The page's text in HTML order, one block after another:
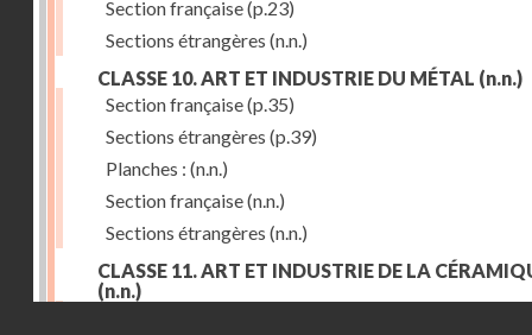
Section française(p.23)
Sections étrangères (n.n.)
CLASSE 10. ART ET INDUSTRIE DU MÉTAL (n.n.)
Section française(p.35)
Sections étrangères (p.39)
Planches : (n.n.)
Section française(n.n.)
Sections étrangères (n.n.)
CLASSE 11. ART ET INDUSTRIE DE LA
(n.n.)